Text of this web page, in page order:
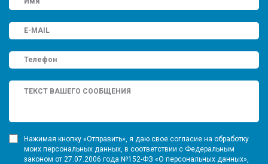
Нажимая кнопку «Отправить», я даю свое согласие на обработку
моих персональных данных, в соответствии с Федеральным
законом от 27.07.2006 года №152-ФЗ «О персональных данных»,